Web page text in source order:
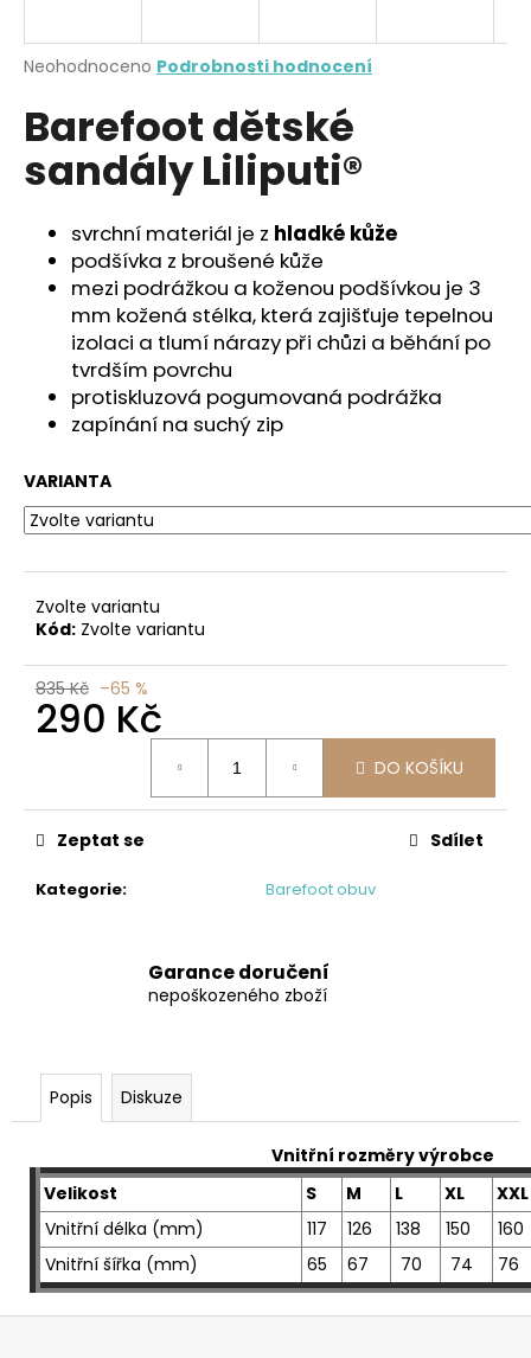
Průměrné
produktu
je
z
Neohodnoceno Podrobnosti hodnocení
Barefoot dětské
sandály Liliputi®
svrchní materiál je z hladké kůže
podšívka z broušené kůže
mezi podrážkou a koženou podšívkou je 3
mm kožená stélka, která zajišťuje tepelnou
izolaci a tlumí nárazy při chůzi a běhání po
tvrdším povrchu
protiskluzová pogumovaná podrážka
zapínání na suchý zip
VARIANTA
Zvolte variantu
Kód: Zvolte variantu
835 Kč –65 %
290 Kč
DO KOŠÍKU
Kategorie: Barefoot obuv
Zeptat se Sdílet
Garance doručení
nepoškozeného zboží
Popis Diskuze
Vnitřní rozměry výrobce
Velikost
S M L XL
XXL
Vnitřní délka (mm)
117 126 138 150
160
Vnitřní šířka (mm)
65 67 70 74 76
j
t
?
HLEDAT
r
u
č
e
m
e
PEGRES
090
Původně: